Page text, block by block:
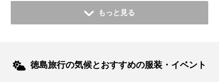
もっと見る
徳島旅行の気候とおすすめの服装・イベント